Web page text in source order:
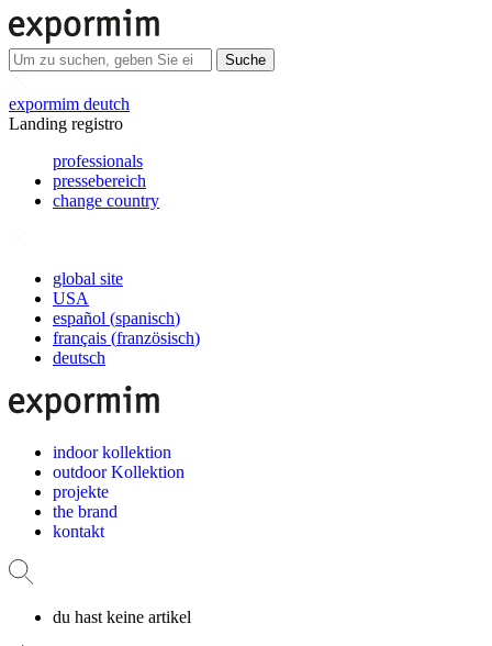
Suche
expormim deutch
Landing registro
professionals
pressebereich
change country
global site
USA
español (spanisch)
français (französisch)
deutsch
indoor kollektion
outdoor Kollektion
projekte
the brand
kontakt
du hast keine artikel